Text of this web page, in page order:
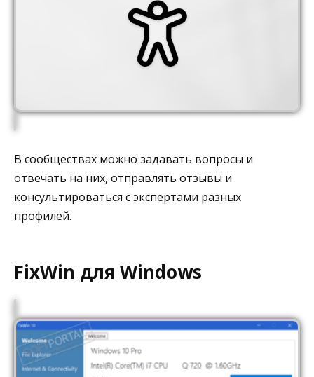
В сообществах можно задавать вопросы и
отвечать на них, отправлять отзывы и
консультироваться с экспертами разных
профилей.
FixWin для Windows